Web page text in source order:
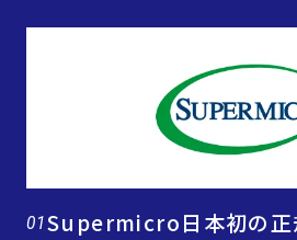
01Supermicro日本初の正